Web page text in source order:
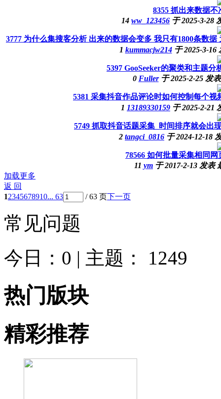
8355 抓出来数据不
14 ww_123456 于2025-3-28
3777 为什么集搜客分析 出来的数据会变多 我只有1800条数
1 kummacjw214 于2025-3-16
5397 GooSeeker的聚类和主题
0 Fuller 于2025-2-25发表
5381 采集抖音作品评论时如何控制每个视
1 13189330159 于2025-2-21
5749 抓取抖音话题采集_时间排序就会出
2 tangci_0816 于2024-12-18
78566 如何批量采集相同网
11 ym 于2017-2-13 发表
加载更多
返 回
12345678910... 63 / 63 页下一页
常见问题
今日： 0 | 主题： 1249
热门版块
精彩推荐